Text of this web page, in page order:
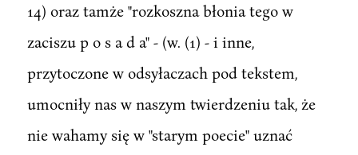
14) oraz tamże "rozkoszna błonia tego w
zaciszu p o s a d a" - (w. (1) - i inne,
przytoczone w odsyłaczach pod tekstem,
umocniły nas w naszym twierdzeniu tak, że
nie wahamy się w "starym poecie" uznać